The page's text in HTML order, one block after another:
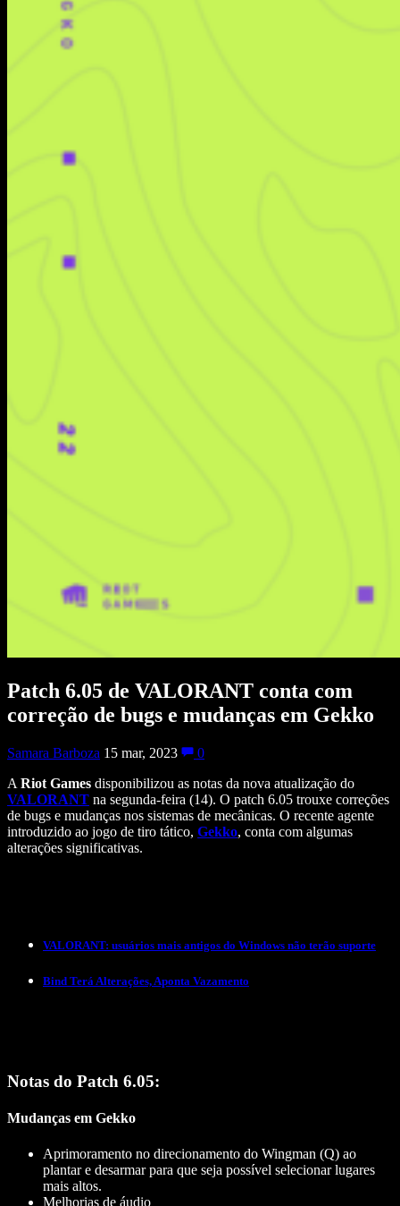
Patch 6.05 de VALORANT conta com
correção de bugs e mudanças em Gekko
Samara Barboza 15 mar, 2023
0
A Riot Games disponibilizou as notas da nova atualização do
VALORANT na segunda-feira (14). O patch 6.05 trouxe correções
de bugs e mudanças nos sistemas de mecânicas. O recente agente
introduzido ao jogo de tiro tático, Gekko, conta com algumas
alterações significativas.
VALORANT: usuários mais antigos do Windows não terão suporte
Bind Terá Alterações, Aponta Vazamento
Notas do Patch 6.05:
Mudanças em Gekko
Aprimoramento no direcionamento do Wingman (Q) ao
plantar e desarmar para que seja possível selecionar lugares
mais altos.
Melhorias de áudio